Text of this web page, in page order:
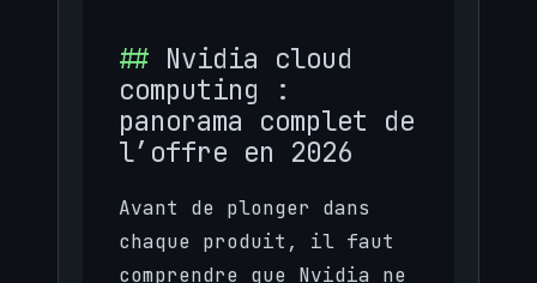
Nvidia cloud
computing :
panorama complet de
l’offre en 2026
Avant de plonger dans
chaque produit, il faut
comprendre que Nvidia ne